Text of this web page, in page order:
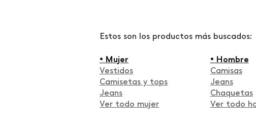
Estos son los productos más buscados:
• Mujer
Vestidos
Camisetas y tops
Jeans
Ver todo mujer
• Hombre
Camisas
Jeans
Chaquetas
Ver todo